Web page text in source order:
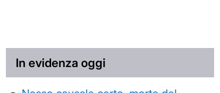
In evidenza oggi